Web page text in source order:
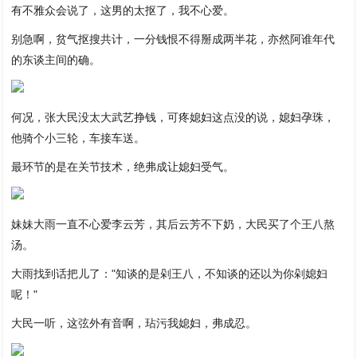
有不雅众会说了，这男的太抠了，我不心爱。
别急啊，贫气抠搜共计，一分钱恨不得掰成两半花，亦然阿谁年代
的东谈主间的确。
何况，张大民没太大武艺挣钱，可疼媳妇这点没的说，媳妇孕珠，
他骑个小三轮，车接车送。
最环节的是在关节技术，绝弗成让媳妇受气。
妹妹大雨一直不心爱李云芳，其后云芳不下奶，大民买了个王八熬
汤。
大雨找到话把儿了："知谈的是剁王八，不知谈的还以为你剁媳妇
呢！"
大民一听，这弦外有音啊，玷污我媳妇，弗成忍。